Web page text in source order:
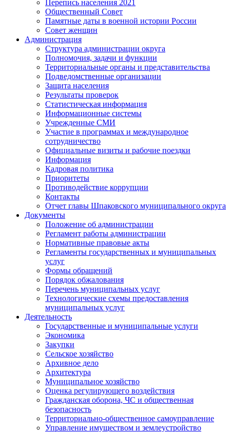
Перепись населения 2021
Общественный Совет
Памятные даты в военной истории России
Совет женщин
Администрация
Структура администрации округа
Полномочия, задачи и функции
Территориальные органы и представительства
Подведомственные организации
Защита населения
Результаты проверок
Статистическая информация
Информационные системы
Учрежденные СМИ
Участие в программах и международное
сотрудничество
Официальные визиты и рабочие поездки
Информация
Кадровая политика
Приоритеты
Противодействие коррупции
Контакты
Отчет главы Шпаковского муниципального округа
Документы
Положение об администрации
Регламент работы администрации
Нормативные правовые акты
Регламенты государственных и муниципальных
услуг
Формы обращений
Порядок обжалования
Перечень муниципальных услуг
Технологические схемы предоставления
муниципальных услуг
Деятельность
Государственные и муниципальные услуги
Экономика
Закупки
Сельское хозяйство
Архивное дело
Архитектура
Муниципальное хозяйство
Оценка регулирующего воздействия
Гражданская оборона, ЧС и общественная
безопасность
Территориально-общественное самоуправление
Управление имуществом и землеустройство